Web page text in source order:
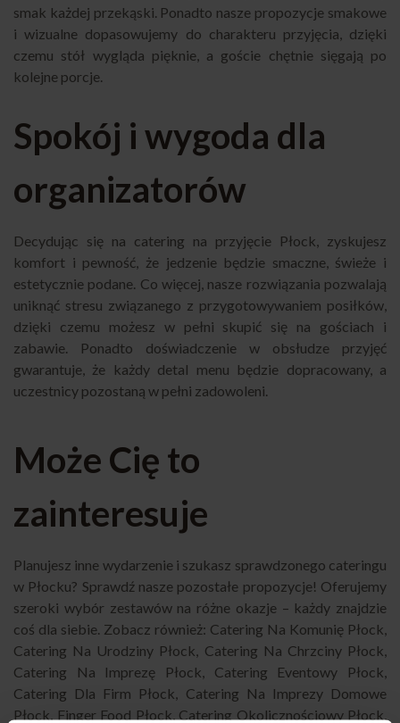
smak każdej przekąski. Ponadto nasze propozycje smakowe
i wizualne dopasowujemy do charakteru przyjęcia, dzięki
czemu stół wygląda pięknie, a goście chętnie sięgają po
kolejne porcje.
Spokój i wygoda dla
organizatorów
Decydując się na catering na przyjęcie Płock, zyskujesz
komfort i pewność, że jedzenie będzie smaczne, świeże i
estetycznie podane. Co więcej, nasze rozwiązania pozwalają
uniknąć stresu związanego z przygotowywaniem posiłków,
dzięki czemu możesz w pełni skupić się na gościach i
zabawie. Ponadto doświadczenie w obsłudze przyjęć
gwarantuje, że każdy detal menu będzie dopracowany, a
uczestnicy pozostaną w pełni zadowoleni.
Może Cię to
zainteresuje
Planujesz inne wydarzenie i szukasz sprawdzonego cateringu
w Płocku? Sprawdź nasze pozostałe propozycje! Oferujemy
szeroki wybór zestawów na różne okazje – każdy znajdzie
coś dla siebie. Zobacz również: Catering Na Komunię Płock,
Catering Na Urodziny Płock, Catering Na Chrzciny Płock,
Catering Na Imprezę Płock, Catering Eventowy Płock,
Catering Dla Firm Płock, Catering Na Imprezy Domowe
Płock, Finger Food Płock, Catering Okolicznościowy Płock,